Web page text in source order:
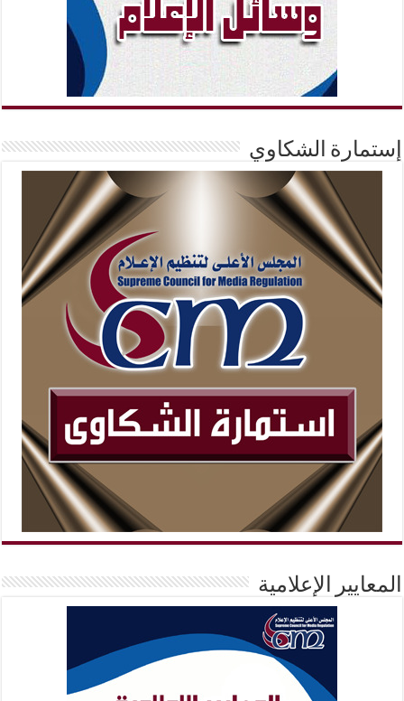
إستمارة الشكاوي
المعايير الإعلامية